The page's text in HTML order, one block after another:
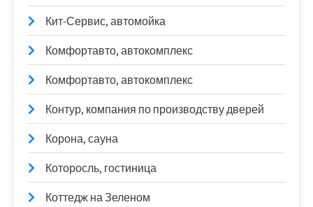
Кит-Сервис, автомойка
Комфортавто, автокомплекс
Комфортавто, автокомплекс
Контур, компания по производству дверей
Корона, сауна
Которосль, гостиница
Коттедж на Зеленом